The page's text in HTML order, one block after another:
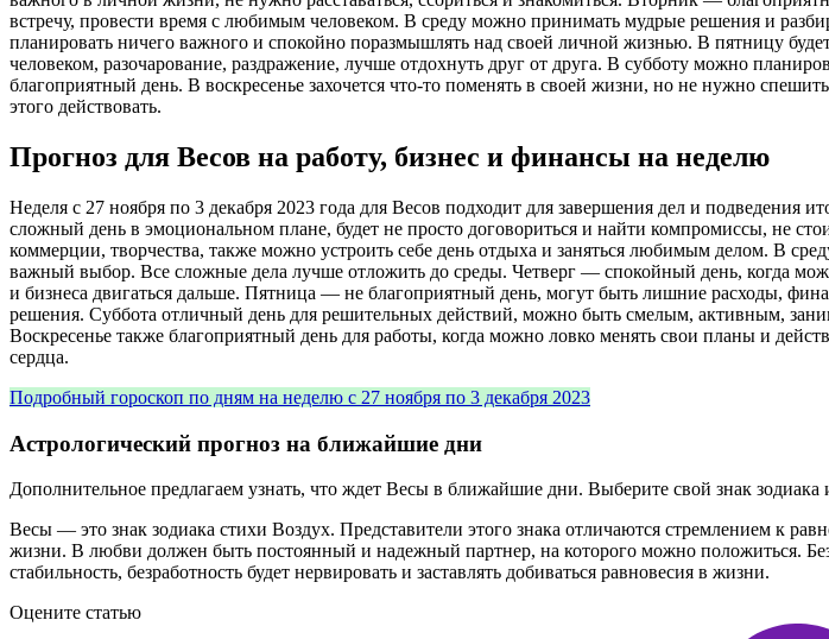
встречу, провести время с любимым человеком. В среду можно принимать мудрые решения и
планировать ничего важного и спокойно поразмышлять над своей личной жизнью. В пятницу
человеком, разочарование, раздражение, лучше отдохнуть друг от друга. В субботу можно
благоприятный день. В воскресенье захочется что-то поменять в своей жизни, но не нужно
этого действовать.
Прогноз для Весов на работу, бизнес и финансы на неделю
Неделя с 27 ноября по 3 декабря 2023 года для Весов подходит для завершения дел и
сложный день в эмоциональном плане, будет не просто договориться и найти компромиссы, не
коммерции, творчества, также можно устроить себе день отдыха и заняться любимым делом. В
важный выбор. Все сложные дела лучше отложить до среды. Четверг — спокойный день, когда
и бизнеса двигаться дальше. Пятница — не благоприятный день, могут быть лишние расходы,
решения. Суббота отличный день для решительных действий, можно быть смелым, активным,
Воскресенье также благоприятный день для работы, когда можно ловко менять свои планы и
сердца.
Подробный гороскоп по дням на неделю с 27 ноября по 3 декабря 2023
Астрологический прогноз на ближайшие дни
Дополнительное предлагаем узнать, что ждет Весы в ближайшие дни. Выберите свой знак зодиака
Весы — это знак зодиака стихи Воздух. Представители этого знака отличаются стремлением к
жизни. В любви должен быть постоянный и надежный партнер, на которого можно положиться.
стабильность, безработность будет нервировать и заставлять добиваться равновесия в жизни.
Оцените статью